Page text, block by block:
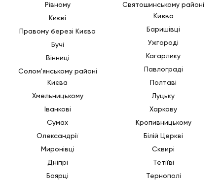
Рівному
Києві
Правому березі Києва
Бучі
Вінниці
Солом'янському районі
Києва
Хмельницькому
Іванкові
Сумах
Олександрії
Миронівці
Дніпрі
Боярці
Святошинському районі
Києва
Баришівці
Ужгороді
Кагарлику
Павлограді
Полтаві
Луцьку
Харкову
Кропивницькому
Білій Церкві
Сквирі
Тетіїві
Тернополі